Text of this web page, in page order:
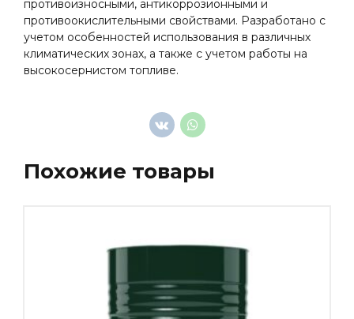
противоизносными, антикоррозионными и
противоокислительными свойствами. Разработано с
учетом особенностей использования в различных
климатических зонах, а также с учетом работы на
высокосернистом топливе.
Похожие товары